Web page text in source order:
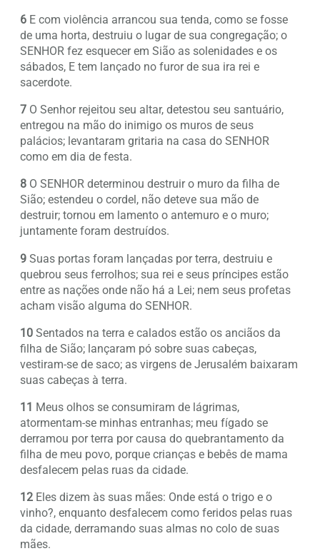
6 E com violência arrancou sua tenda, como se fosse
de uma horta, destruiu o lugar de sua congregação; o
SENHOR fez esquecer em Sião as solenidades e os
sábados, E tem lançado no furor de sua ira rei e
sacerdote.
7 O Senhor rejeitou seu altar, detestou seu santuário,
entregou na mão do inimigo os muros de seus
palácios; levantaram gritaria na casa do SENHOR
como em dia de festa.
8 O SENHOR determinou destruir o muro da filha de
Sião; estendeu o cordel, não deteve sua mão de
destruir; tornou em lamento o antemuro e o muro;
juntamente foram destruídos.
9 Suas portas foram lançadas por terra, destruiu e
quebrou seus ferrolhos; sua rei e seus príncipes estão
entre as nações onde não há a Lei; nem seus profetas
acham visão alguma do SENHOR.
10 Sentados na terra e calados estão os anciãos da
filha de Sião; lançaram pó sobre suas cabeças,
vestiram-se de saco; as virgens de Jerusalém baixaram
suas cabeças à terra.
11 Meus olhos se consumiram de lágrimas,
atormentam-se minhas entranhas; meu fígado se
derramou por terra por causa do quebrantamento da
filha de meu povo, porque crianças e bebês de mama
desfalecem pelas ruas da cidade.
12 Eles dizem às suas mães: Onde está o trigo e o
vinho?, enquanto desfalecem como feridos pelas ruas
da cidade, derramando suas almas no colo de suas
mães.